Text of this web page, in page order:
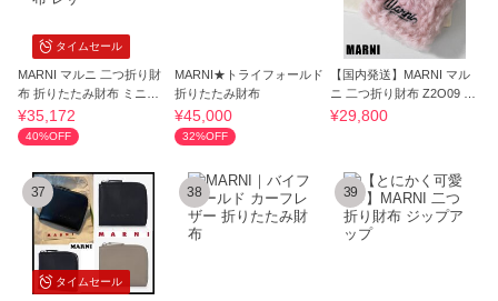
タイムセール
MARNI マルニ 二つ折り財
布 折りたたみ財布 ミニ財
布 レザー
¥35,172
40%OFF
MARNI★トライフォールド
折りたたみ財布
¥45,000
32%OFF
【国内発送】MARNI マル
ニ 二つ折り財布 Z2O09 PF
MOQ14Q04
¥29,800
タイムセール
37 38 39